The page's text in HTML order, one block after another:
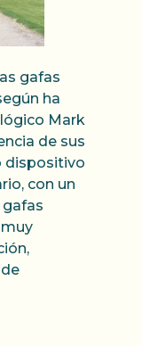
gafas
ha
Mark
de sus
dispositivo
con un